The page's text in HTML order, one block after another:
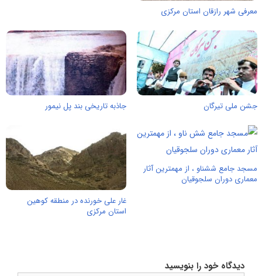
معرفی شهر رازقان استان مرکزی
جشن ملی تیرگان جاذبه تاریخی بند پل نیمور
مسجد جامع ششناو ، از مهمترین آثار
معماری دوران سلجوقیان
غار علی خورنده در منطقه کوهین
استان مرکزی
دیدگاه خود را بنویسید